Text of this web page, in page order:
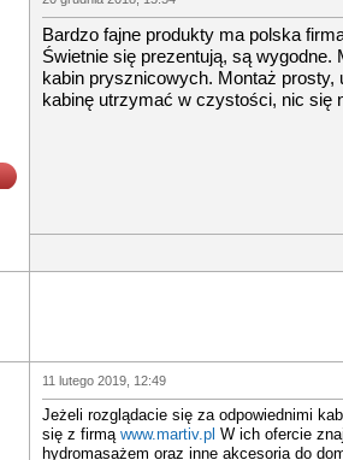
Bardzo fajne produkty ma polska
Świetnie się prezentują, są wygodne.
kabin prysznicowych. Montaż prosty,
kabinę utrzymać w czystości, nic się
11 lutego 2019, 12:49
Jeżeli rozglądacie się za odpowiednimi
się z firmą www.martiv.pl W ich ofercie
hydromasażem oraz inne akcesoria do